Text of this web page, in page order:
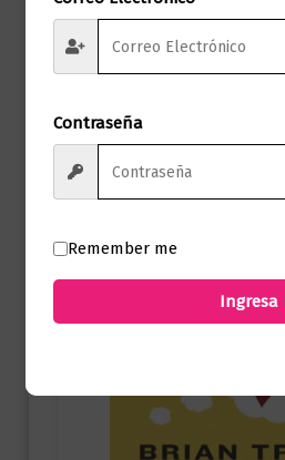
Contraseña
Remember me
Ingresa